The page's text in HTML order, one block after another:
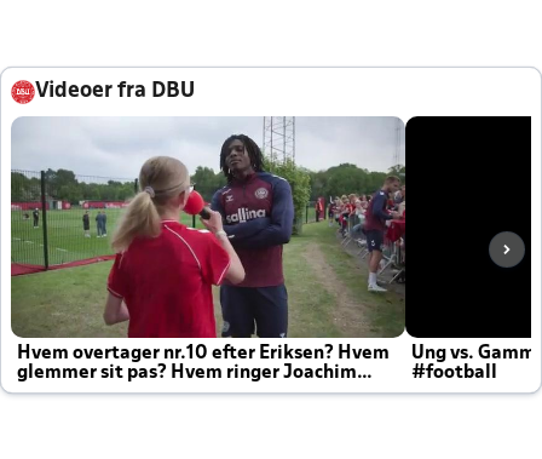
Videoer fra DBU
Hvem overtager nr.10 efter Eriksen? Hvem
glemmer sit pas? Hvem ringer Joachim
altid til efter kampe?
Ung vs.
#football